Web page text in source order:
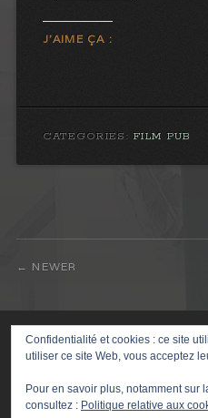
J’AIME ÇA :
CATEGORIES:FILM PUB
NEWER
©
Confidentialité et cookies : ce site
utiliser ce site Web, vous acceptez
Pour en savoir plus, notamment sur
consultez : Politique relative aux